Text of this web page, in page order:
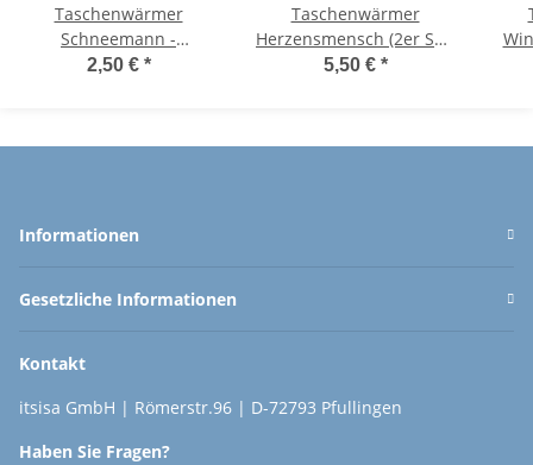
Taschenwärmer
Schneemann -
Wichtelgeschenk,
2,50 € *
Taschenwärmer
Herzensmensch (2er Set)
Handwärmer
5,50 € *
Informationen
Gesetzliche Informationen
Kontakt
itsisa GmbH | Römerstr.96 | D-72793 Pfullingen
Haben Sie Fragen?